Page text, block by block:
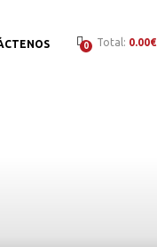
0 Total: 0.00€